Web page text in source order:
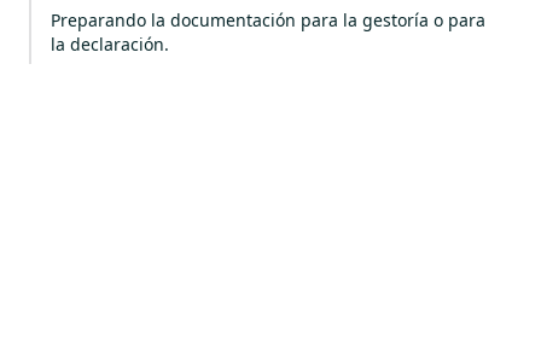
Preparando la documentación para la gestoría o para
la declaración.